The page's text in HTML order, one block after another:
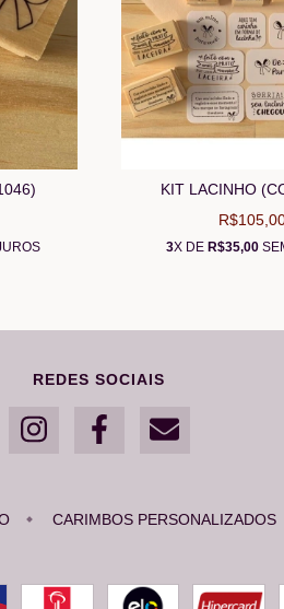
KIT LACINHO
3X DE R$35,00
REDES SOCIAIS
CARIMBOS PERSONALIZADOS